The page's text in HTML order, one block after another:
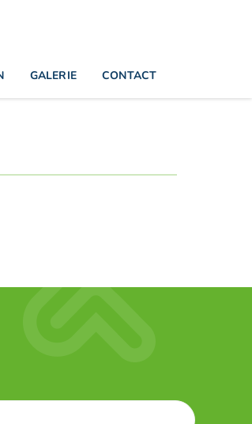
GALERIE CONTACT